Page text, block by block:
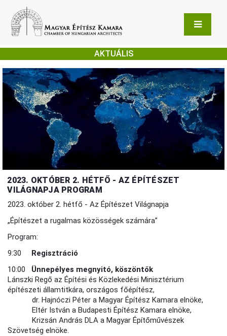
AKTUÁLIS
2023. OKTÓBER 2. HÉTFŐ - AZ ÉPÍTÉSZET
VILÁGNAPJA PROGRAM
2023. október 2. hétfő - Az Építészet Világnapja
„Építészet a rugalmas közösségek számára”
Program:
9:30 Regisztráció
10:00 Ünnepélyes megnyitó, köszöntők
Lánszki Regő az Építési és Közlekedési Minisztérium
építészeti államtitkára, országos főépítész,
dr. Hajnóczi Péter a Magyar Építész Kamara elnöke,
Eltér István a Budapesti Építész Kamara elnöke,
Krizsán András DLA a Magyar Építőművészek
Szövetség elnöke.